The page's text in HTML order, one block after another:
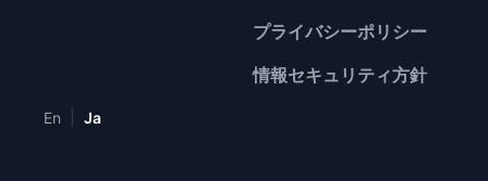
プライバシーポリシー
情報セキュリティ方針
En Ja